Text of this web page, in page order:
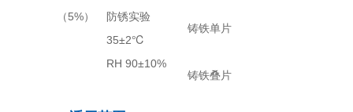
（5%）
防锈实验
35±2℃
RH 90±10%
铸铁单片
铸铁叠片